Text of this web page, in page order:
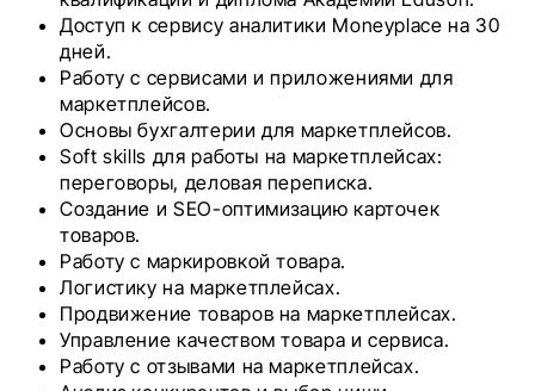
Доступ к сервису аналитики Moneyplace на 30
дней.
Работу с сервисами и приложениями для
маркетплейсов.
Основы бухгалтерии для маркетплейсов.
Soft skills для работы на маркетплейсах:
переговоры, деловая переписка.
Создание и SEO-оптимизацию карточек
товаров.
Работу с маркировкой товара.
Логистику на маркетплейсах.
Продвижение товаров на маркетплейсах.
Управление качеством товара и сервиса.
Работу с отзывами на маркетплейсах.